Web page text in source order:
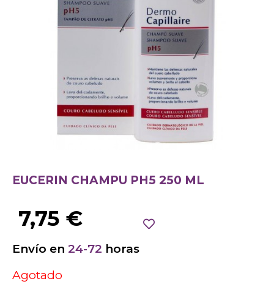
EUCERIN CHAMPU PH5 250 ML
7,75 €
Envío en 24-72 horas
Agotado